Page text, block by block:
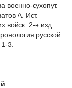
военно-сухопут.
А. Ист.
войск. 2-е изд.
русской
3.